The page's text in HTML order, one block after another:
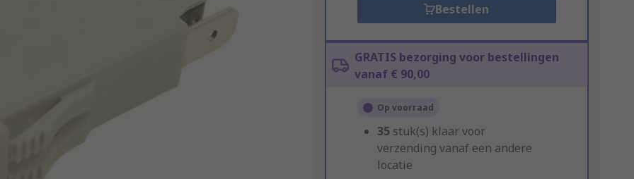
Bestellen
GRATIS bezorging voor bestellingen
vanaf € 90,00
Op voorraad
35 stuk(s) klaar voor
verzending vanaf een andere
locatie